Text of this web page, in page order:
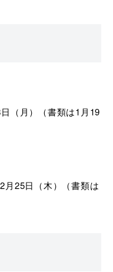
（月）（書類は1月19
月25日（木）（書類は